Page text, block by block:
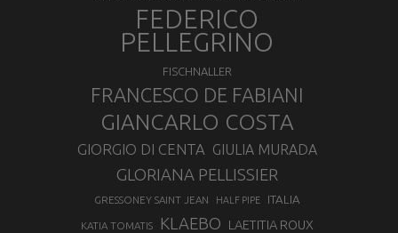
FEDERICO
PELLEGRINO
FISCHNALLER
FRANCESCO DE FABIANI
GIANCARLO COSTA
GIORGIO DI CENTA GIULIA MURADA
GLORIANA PELLISSIER
GRESSONEY SAINT JEAN HALF PIPE ITALIA
KATIA TOMATIS KLAEBO LAETITIA ROUX